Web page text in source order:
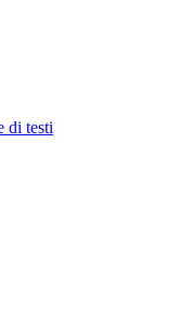
di testi